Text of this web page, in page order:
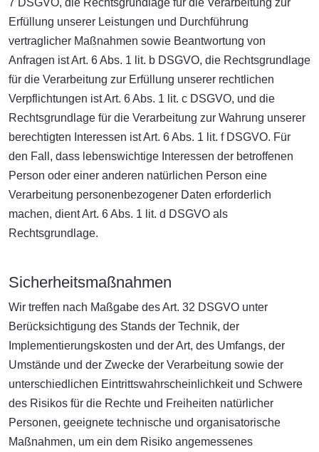
7 DSGVO, die Rechtsgrundlage für die Verarbeitung zur
Erfüllung unserer Leistungen und Durchführung
vertraglicher Maßnahmen sowie Beantwortung von
Anfragen ist Art. 6 Abs. 1 lit. b DSGVO, die Rechtsgrundlage
für die Verarbeitung zur Erfüllung unserer rechtlichen
Verpflichtungen ist Art. 6 Abs. 1 lit. c DSGVO, und die
Rechtsgrundlage für die Verarbeitung zur Wahrung unserer
berechtigten Interessen ist Art. 6 Abs. 1 lit. f DSGVO. Für
den Fall, dass lebenswichtige Interessen der betroffenen
Person oder einer anderen natürlichen Person eine
Verarbeitung personenbezogener Daten erforderlich
machen, dient Art. 6 Abs. 1 lit. d DSGVO als
Rechtsgrundlage.
Sicherheitsmaßnahmen
Wir treffen nach Maßgabe des Art. 32 DSGVO unter
Berücksichtigung des Stands der Technik, der
Implementierungskosten und der Art, des Umfangs, der
Umstände und der Zwecke der Verarbeitung sowie der
unterschiedlichen Eintrittswahrscheinlichkeit und Schwere
des Risikos für die Rechte und Freiheiten natürlicher
Personen, geeignete technische und organisatorische
Maßnahmen, um ein dem Risiko angemessenes